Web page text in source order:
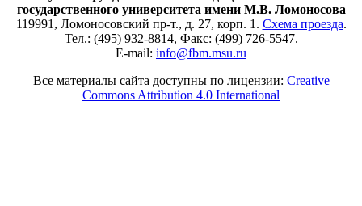
государственного университета имени М.В. Ломоносова
119991, Ломоносовский пр-т., д. 27, корп. 1. Схема проезда.
Тел.: (495) 932-8814, Факс: (499) 726-5547.
E-mail: info@fbm.msu.ru
Все материалы сайта доступны по лицензии: Creative
Commons Attribution 4.0 International